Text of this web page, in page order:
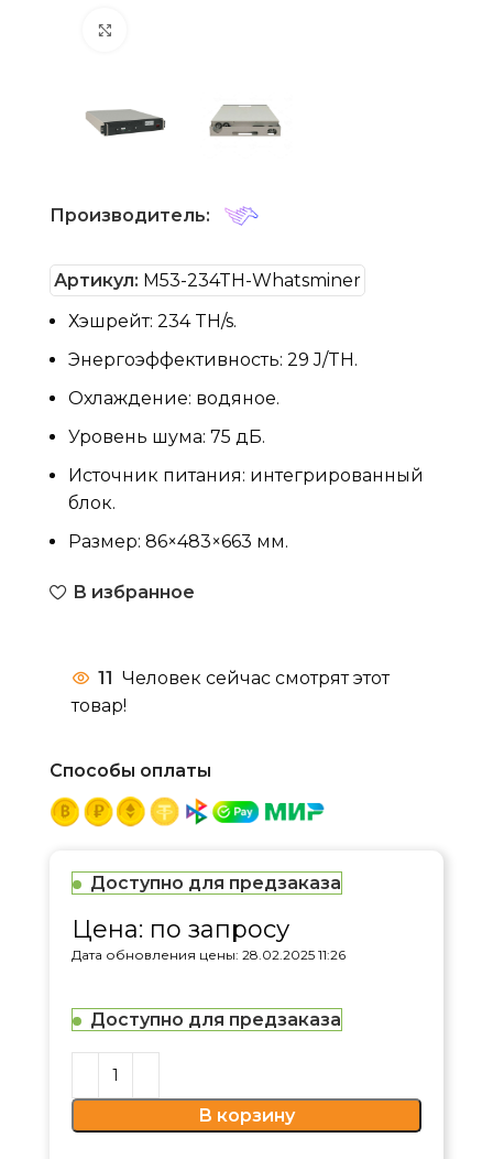
Производитель:
Артикул: M53-234TH-Whatsminer
Хэшрейт: 234 TH/s.
Энергоэффективность: 29 J/TH.
Охлаждение: водяное.
Уровень шума: 75 дБ.
Источник питания: интегрированный
блок.
Размер: 86×483×663 мм.
В избранное
11 Человек сейчас смотрят этот
товар!
Способы оплаты
Доступно для предзаказа
Цена: по запросу
Дата обновления цены: 28.02.2025 11:26
Доступно для предзаказа
В корзину